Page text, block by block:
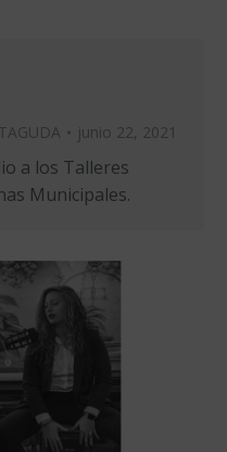
junio 22, 2021
a los Talleres
Municipales.